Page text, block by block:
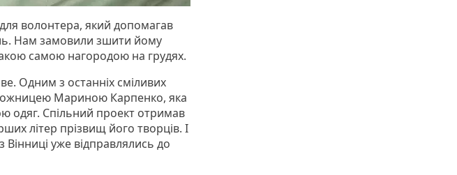
волонтера, який допомагав
Нам замовили зшити йому
самою нагородою на грудях.
Одним з останніх сміливих
Мариною Карпенко, яка
одяг. Спільний проект отримав
літер прізвищ його творців. І
уже відправлялись до